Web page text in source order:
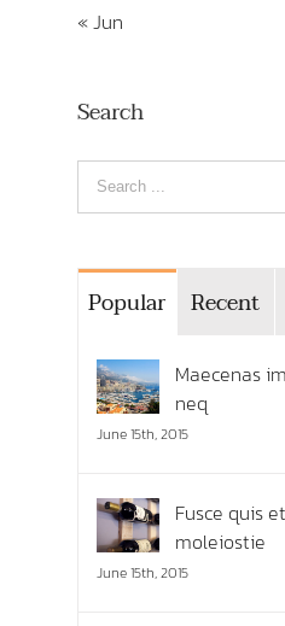
Ut consequat augue odio
« Jun
Search
Search
for:
Popular Recent
Maecenas
neq
June 15th, 2015
Fusce quis
moleiostie
June 15th, 2015